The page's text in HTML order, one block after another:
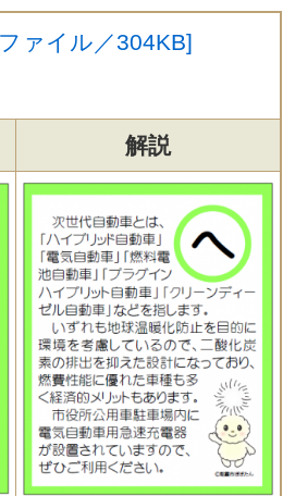
ァイル／304KB]
解説